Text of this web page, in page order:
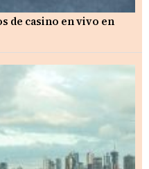
de casino en vivo en